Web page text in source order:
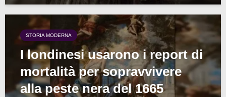
STORIA MODERNA
I londinesi usarono i report di
mortalità per sopravvivere
alla peste nera del 1665